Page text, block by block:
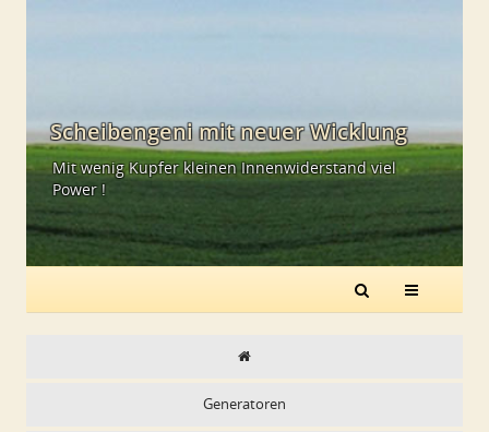
Scheibengeni mit neuer Wicklung
Mit wenig Kupfer kleinen Innenwiderstand viel
Power !
Generatoren